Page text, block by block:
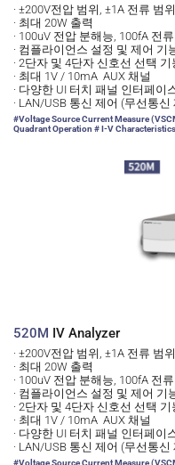
· ±200V전압 범위, ±1A 전류 범위
· 최대 20W 출력
· 100uV 전압 분해능, 100fA 전
· 컴플라이언스 설정 및 제어 기
· 2단자 및 4단자 신호선 선택 기
· 최대 1V / 10mA  AUX 채널
· 다양한 UI 터치 패널 인터페이
· LAN/USB 통신 제어 (무선통신
#Voltage Source Current Measure
Quadrant Operation # I-V Characteristics
520M IV Analyzer
· ±200V전압 범위, ±1A 전류 범위
· 최대 20W 출력
· 100uV 전압 분해능, 100fA 전
· 컴플라이언스 설정 및 제어 기
· 2단자 및 4단자 신호선 선택 기
· 최대 1V / 10mA  AUX 채널
· 다양한 UI 터치 패널 인터페이
· LAN/USB 통신 제어 (무선통신
#Voltage Source Current Measure